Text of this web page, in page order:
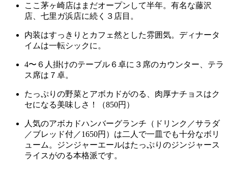
ここ茅ヶ崎店はまだオープンして半年。有名な藤沢
店、七里ガ浜店に続く３店目。
内装はすっきりとカフェ然とした雰囲気。ディナータ
イムは一転シックに。
4〜６人掛けのテーブル６卓に３席のカウンター、テラ
ス席は７卓。
たっぷりの野菜とアボカドがのる、肉厚ナチョスはク
セになる美味しさ！（850円）
人気のアボカドハンバーグランチ（ドリンク／サラダ
／ブレッド付／1650円）は二人で一皿でも十分なボリ
ューム。ジンジャーエールはたっぷりのジンジャース
ライスがのる本格派です。